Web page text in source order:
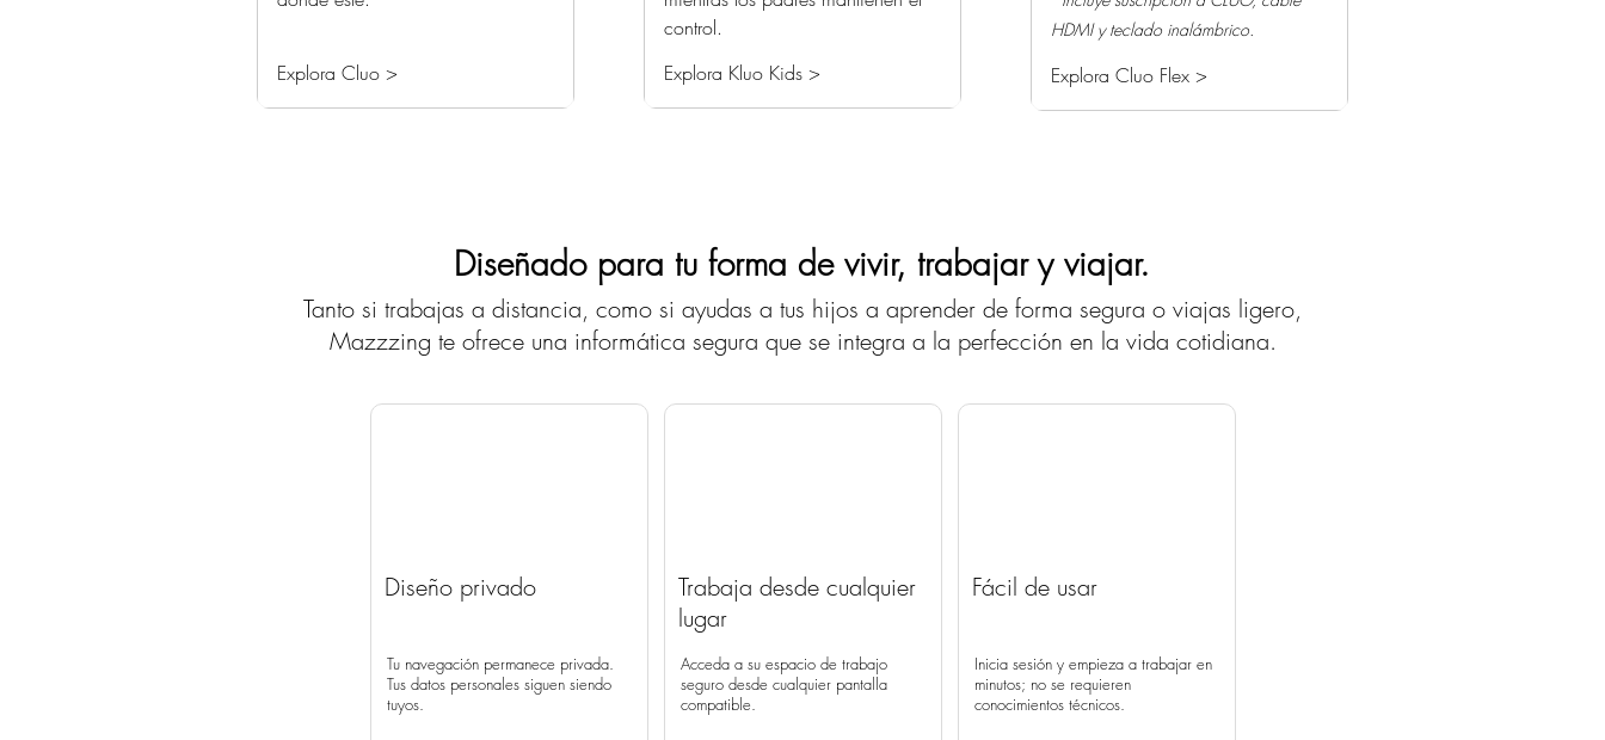
Explora Cluo >
control.
Explora Kluo Kids >
HDMI y teclado inalámbrico.
Explora Cluo Flex >
Suscríbete hoy
Ver planos
Suscríbete y accede a un escritorio Windows en tu televisor, dispositivos móviles y más.
Comprar en la tienda
Diseñado para tu forma de vivir, trabajar y viajar.
Tanto si trabajas a distancia, como si ayudas a tus hijos a aprender de forma segura o viajas ligero,
Mazzzing te ofrece una informática segura que se integra a la perfección en la vida cotidiana.
Diseño privado
Tu navegación permanece privada.
Tus datos personales siguen siendo
tuyos.
Trabaja desde cualquier
lugar
Acceda a su espacio de trabajo
seguro desde cualquier pantalla
compatible.
Fácil de usar
Inicia sesión y empieza a trabajar en
minutos; no se requieren
conocimientos técnicos.